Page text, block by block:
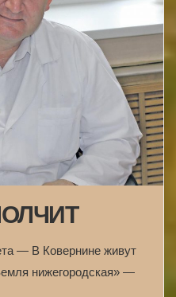
— В Ковернине живут
нижегородская» —